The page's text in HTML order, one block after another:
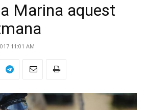
Marina aquest
11:01 AM